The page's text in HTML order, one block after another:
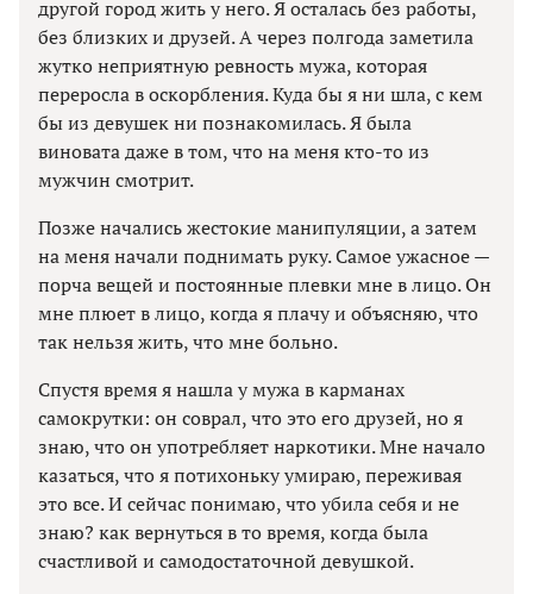
другой город жить у него. Я осталась без работы,
без близких и друзей. А через полгода заметила
жутко неприятную ревность мужа, которая
переросла в оскорбления. Куда бы я ни шла, с кем
бы из девушек ни познакомилась. Я была
виновата даже в том, что на меня кто-то из
мужчин смотрит.
Позже начались жестокие манипуляции, а затем
на меня начали поднимать руку. Самое ужасное —
порча вещей и постоянные плевки мне в лицо. Он
мне плюет в лицо, когда я плачу и объясняю, что
так нельзя жить, что мне больно.
Спустя время я нашла у мужа в карманах
самокрутки: он соврал, что это его друзей, но я
знаю, что он употребляет наркотики. Мне начало
казаться, что я потихоньку умираю, переживая
это все. И сейчас понимаю, что убила себя и не
знаю? как вернуться в то время, когда была
счастливой и самодостаточной девушкой.